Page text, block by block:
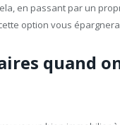
en passant par un
option vous
quand